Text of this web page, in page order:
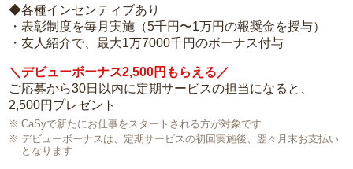
◆各種インセンティブあり
・表彰制度を毎月実施（5千円〜1万円の報奨金を授与）
・友人紹介で、最大1万7000千円のボーナス付与
＼デビューボーナス2,500円もらえる／
ご応募から30日以内に定期サービスの担当になると、
2,500円プレゼント
CaSyで新たにお仕事をスタートされる方が対象です
デビューボーナスは、定期サービスの初回実施後、翌々月末お支払い
となります